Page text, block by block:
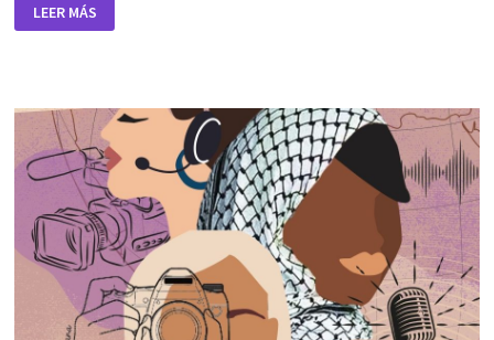
XXXIII
ENCUENTROS
EL
PAPEL
LA
COMUNICACIÓN
FEMINISTA
LA
MEMORIA
HISTÓRICA
COMO
HERRAMIENTAS
TRANSFORMACIÓN
SOCIAL.
LEER MÁS